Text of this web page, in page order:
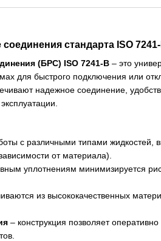
стандарта ISO
(БРС) ISO 7241-B – это
для быстрого подключения или
надежное соединение,
с различными типами жидкостей,
от материала).
уплотнениям минимизируется
из высококачественных
– конструкция позволяет